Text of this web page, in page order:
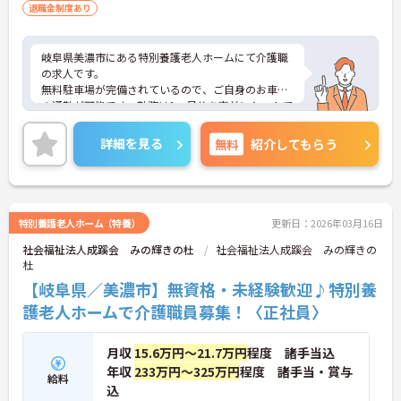
退職金制度あり
岐阜県美濃市にある特別養護老人ホームにて介護職
の求人です。
無料駐車場が完備されているので、ご自身のお車で
の通勤が可能です。勤務は1ヶ月分を事前にシフトで
決めますので、予定が立てやすいですね◎在職中に
キャリアアップを希望する方の為に他の福祉資格を
取得した時は、資格取得奨励金もあります。ご興味
のある方はお気軽にお問い合わせ下さいませ。
詳細を見る 無料 紹介してもらう
特別養護老人ホーム（特養） 更新日：2026年03月16日
社会福祉法人成蹊会 みの輝きの杜
社会福祉法人成蹊会 みの輝きの
杜
【岐阜県／美濃市】無資格・未経験歓迎♪特別養
護老人ホームで介護職員募集！〈正社員〉
給料
月収 15.6万円～21.7万円程度 諸手当込
年収 233万円～325万円程度 諸手当・賞与
込